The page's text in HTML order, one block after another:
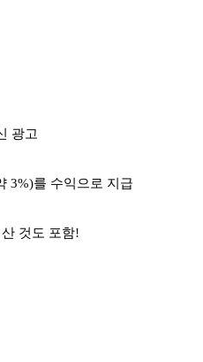
광고
3%)를 수익으로 지급
것도 포함!